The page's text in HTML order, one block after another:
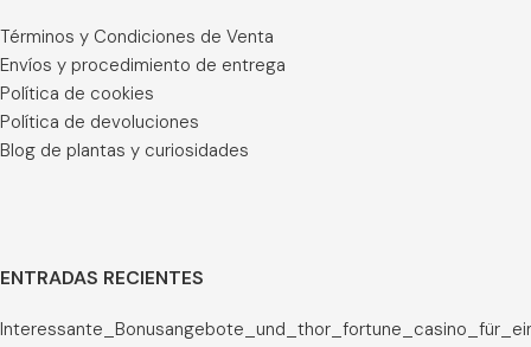
Términos y Condiciones de Venta
Envíos y procedimiento de entrega
Política de cookies
Política de devoluciones
Blog de plantas y curiosidades
ENTRADAS RECIENTES